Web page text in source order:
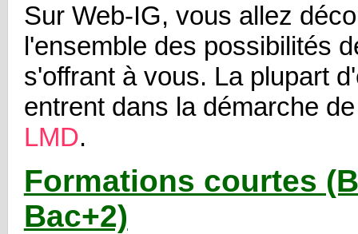
Sur Web-IG, vous allez
l'ensemble des possibilités
s'offrant à vous. La plupart
entrent dans la démarche
LMD.
Formations courtes
Bac+2)